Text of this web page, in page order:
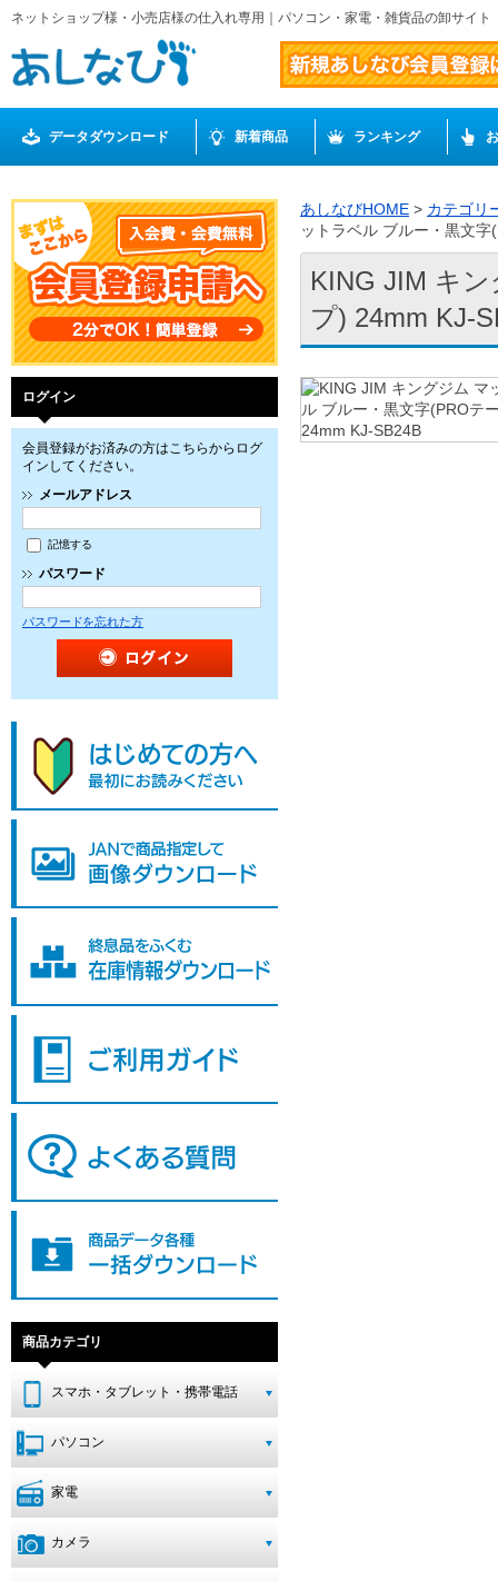
ネットショップ様・小売店様の仕入れ専用｜パソコン・家電・雑貨品の卸サイ
データダウンロード 新着商品 ランキング
ログイン
会員登録がお済みの方はこちらからログ
インしてください。
メールアドレス
記憶する
パスワード
パスワードを忘れた方
商品カテゴリ
スマホ・タブレット・携帯電話
パソコン
家電
カメラ
あしなびHOME > カテゴリ
ットラベル ブルー・黒文
KING JIM キ
プ) 24mm KJ-